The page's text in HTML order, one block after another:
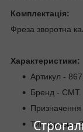
Комплектація:
Фреза зворотна
Характеристики:
Артикул -
Бренд - CMT.
Тип фрези -